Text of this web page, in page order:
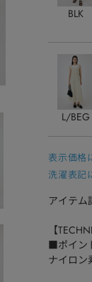
BLK
L/BEG
表示価格
洗濯表記
アイテム
【
■ポイン
ナイロン